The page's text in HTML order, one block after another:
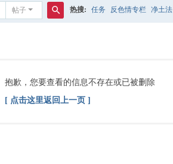
帖子 热搜: 任务 反色情专栏 净土法
抱歉，您要查看的信息不存在或已被删除
[ 点击这里返回上一页 ]